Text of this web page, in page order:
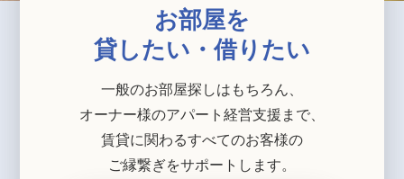
お部屋を
貸したい・借りたい
一般のお部屋探しはもちろん、
オーナー様のアパート経営支援まで、
賃貸に関わるすべてのお客様の
ご縁繋ぎをサポートします。